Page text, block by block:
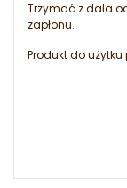
Trzymać z dala
zapłonu.
Produkt do